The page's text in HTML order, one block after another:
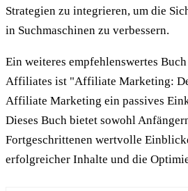
Strategien zu integrieren, um die
in Suchmaschinen zu verbessern.
Ein weiteres empfehlenswertes
Affiliates ist "Affiliate Marketing:
Affiliate Marketing ein passives
Dieses Buch bietet sowohl
Fortgeschrittenen wertvolle
erfolgreicher Inhalte und die